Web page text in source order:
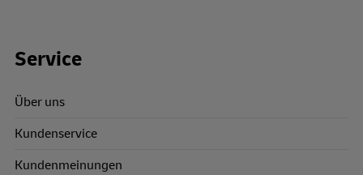
Footer Links
Service
Über uns
Kundenservice
Kundenmeinungen